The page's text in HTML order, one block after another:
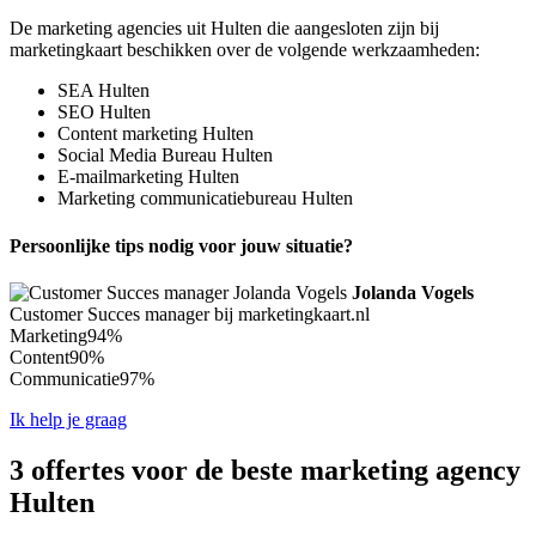
De marketing agencies uit Hulten die aangesloten zijn bij
marketingkaart beschikken over de volgende werkzaamheden:
SEA Hulten
SEO Hulten
Content marketing Hulten
Social Media Bureau Hulten
E-mailmarketing Hulten
Marketing communicatiebureau Hulten
Persoonlijke tips nodig voor jouw situatie?
Jolanda Vogels
Customer Succes manager bij marketingkaart.nl
Marketing94%
Content90%
Communicatie97%
Ik help je graag
3 offertes voor de beste marketing agency
Hulten